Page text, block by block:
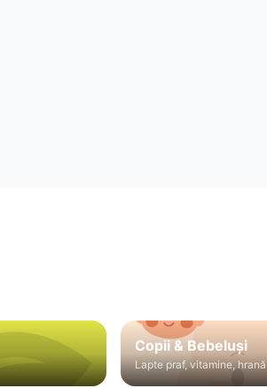
Copii & Bebeluși
Lapte praf, vitamine, hrană